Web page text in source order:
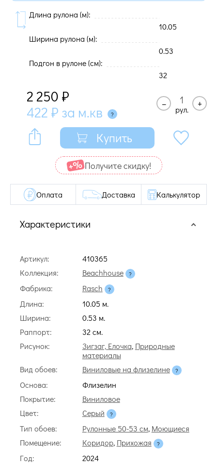
Длина рулона (м):
10.05
Ширина рулона (м):
0.53
Подгон в рулоне (cм):
32
2 250 ₽
422 ₽ за м.кв –
рул.
+
Купить
Получите cкидку!
Характеристики
Артикул:
410365
Коллекция:
Beachhouse
Фабрика:
Rasch
Длина:
10.05 м.
Ширина:
0.53 м.
Раппорт:
32 cм.
Рисунок:
Зигзаг, Елочка, Природные
материалы
Вид обоев:
Виниловые на флизелине
Основа:
Флизелин
Покрытие:
Виниловое
Цвет:
Серый
Тип обоев:
Рулонные 50-53 см, Моющиеся
Помещение:
Коридор, Прихожая
Год:
2024
Оплата Доставка Калькулятор